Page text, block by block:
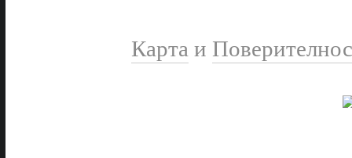
Картаи